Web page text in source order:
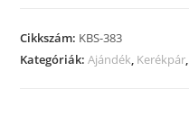
Cikkszám: KBS-383
Kategóriák:Ajándék, Kerékpár,